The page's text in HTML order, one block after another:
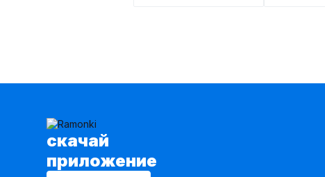
cкачай
приложение